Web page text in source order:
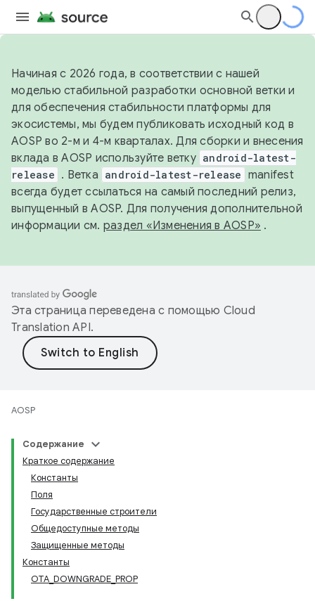
Начиная с 2026 года, в соответствии с нашей
моделью стабильной разработки основной ветки и
для обеспечения стабильности платформы для
экосистемы, мы будем публиковать исходный код в
AOSP во 2-м и 4-м кварталах. Для сборки и внесения
вклада в AOSP используйте ветку android-latest-
release . Ветка android-latest-release manifest
всегда будет ссылаться на самый последний релиз,
выпущенный в AOSP. Для получения дополнительной
информации см. раздел «Изменения в AOSP» .
Эта страница переведена с помощью Cloud
Translation API.
AOSP
Содержание
Краткое содержание
Константы
Поля
Государственные строители
Общедоступные методы
Защищенные методы
Константы
OTA_DOWNGRADE_PROP